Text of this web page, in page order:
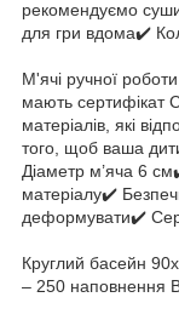
рекомендуємо
для гри вдома✔️
М'ячі ручної
мають сертифікат
матеріалів, які
того, щоб ваша
Діаметр м’яча 6
матеріалу✔️
деформувати✔️
Круглий басейн
– 250 наповнення